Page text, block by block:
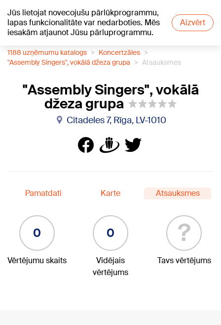
Jūs lietojat novecojušu pārlūkprogrammu,
lapas funkcionalitāte var nedarboties. Mēs
iesakām atjaunot Jūsu pārluprogrammu.
Aizvērt
+27°C
1188 uzņēmumu katalogs
Koncertzāles
"Assembly Singers", vokālā džeza grupa
Atsauksmes
"Assembly Singers", vokālā
džeza grupa
Citadeles 7, Rīga, LV-1010
Pamatdati Karte Atsauksmes
0
Vērtējumu skaits
0
Vidējais
vērtējums
?
Tavs vērtējums